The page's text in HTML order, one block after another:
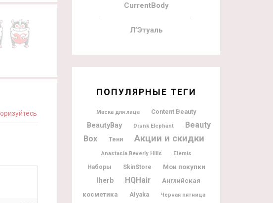
CurrentBody
Л’Этуаль
ПОПУЛЯРНЫЕ ТЕГИ
Маска для лица Content Beauty
BeautyBay Drunk Elephant
Beauty
Box
Тени Акции и скидки
Anastasia Beverly Hills
Elemis
Наборы
SkinStore
Мои покупки
Iherb
HQHair
Английская
косметика
Alyaka Черная пятница